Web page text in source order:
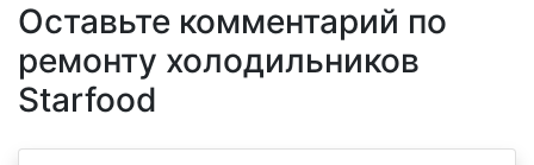
Оставьте комментарий по
ремонту холодильников
Starfood